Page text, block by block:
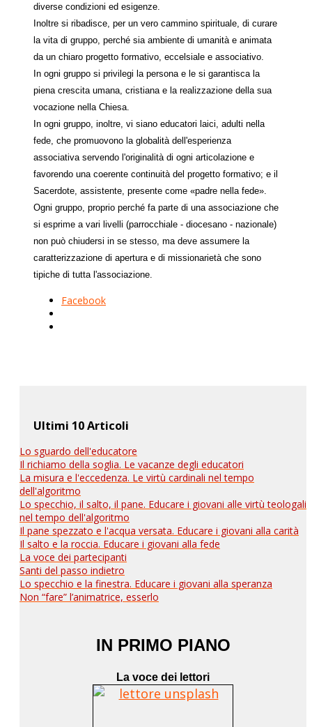
diverse condizioni ed esigenze.
Inoltre si ribadisce, per un vero cammino spirituale, di curare
la vita di gruppo, perché sia ambiente di umanità e animata
da un chiaro progetto formativo, eccelsiale e associativo.
In ogni gruppo si privilegi la persona e le si garantisca la
piena crescita umana, cristiana e la realizzazione della sua
vocazione nella Chiesa.
In ogni gruppo, inoltre, vi siano educatori laici, adulti nella
fede, che promuovono la globalità dell'esperienza
associativa servendo l'originalità di ogni articolazione e
favorendo una coerente continuità del progetto formativo; e il
Sacerdote, assistente, presente come «padre nella fede».
Ogni gruppo, proprio perché fa parte di una associazione che
si esprime a vari livelli (parrocchiale - diocesano - nazionale)
non può chiudersi in se stesso, ma deve assumere la
caratterizzazione di apertura e di missionarietà che sono
tipiche di tutta l'associazione.
Facebook
Ultimi 10 Articoli
Lo sguardo dell'educatore
Il richiamo della soglia. Le vacanze degli educatori
La misura e l'eccedenza. Le virtù cardinali nel tempo
dell'algoritmo
Lo specchio, il salto, il pane. Educare i giovani alle virtù teologali
nel tempo dell'algoritmo
Il pane spezzato e l'acqua versata. Educare i giovani alla carità
Il salto e la roccia. Educare i giovani alla fede
La voce dei partecipanti
Santi del passo indietro
Lo specchio e la finestra. Educare i giovani alla speranza
Non “fare” l’animatrice, esserlo
IN PRIMO PIANO
La voce dei lettori